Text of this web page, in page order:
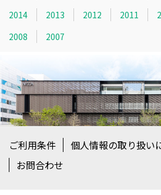
2014
2013 2012 2011
2008
2007
ご利用条件
個人情報の取り扱い
お問合わせ